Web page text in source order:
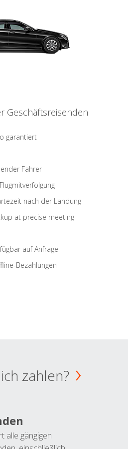
Geschäftsreisenden
garantiert
Fahrer
nach der Landung
at precise meeting
auf Anfrage
Bezahlungen
zahlen?
alle gängigen